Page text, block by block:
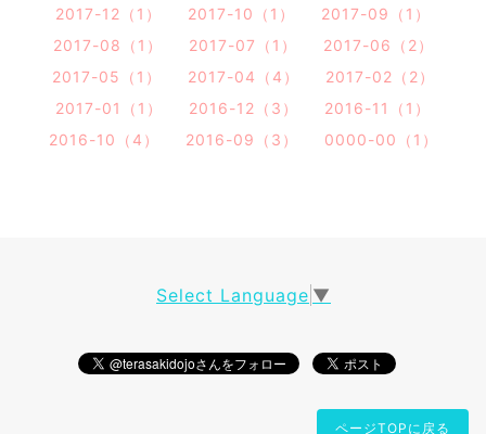
2017-12（1）
2017-10（1）
2017-09（1）
2017-08（1）
2017-07（1）
2017-06（2）
2017-05（1）
2017-04（4）
2017-02（2）
2017-01（1）
2016-12（3）
2016-11（1）
2016-10（4）
2016-09（3） 0000-00（1）
Select Language ▼
ページTOPに戻る